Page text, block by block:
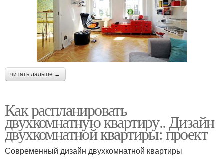
читать дальше →
Как распланировать
двухкомнатную квартиру.. Дизайн
двухкомнатной квартиры: проект
Современный дизайн двухкомнатной квартиры